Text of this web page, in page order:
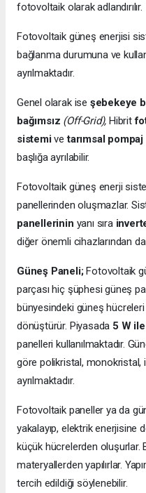
fotovoltaik olarak adlandırılır.
Fotovoltaik güneş enerjisi
bağlanma durumuna ve
ayrılmaktadır.
Genel olarak ise şebekeye
bağımsız (Off-Grid), Hibrit
sistemivetarımsal pompaj
başlığa ayrılabilir.
Fotovoltaik güneş enerji
panellerinden oluşmazlar.
panellerinin yanı sıra
diğer önemli cihazlarından
Güneş Paneli;Fotovoltaik
parçası hiç şüphesi güneş
bünyesindeki güneş
dönüştürür. Piyasada 5 W
panelleri kullanılmaktadır.
göre polikristal, monokristal,
ayrılmaktadır.
Fotovoltaik paneller ya da
yakalayıp, elektrik enerjisine
küçük hücrelerden oluşurlar.
materyallerden yapılırlar.
tercih edildiği söylenebilir.